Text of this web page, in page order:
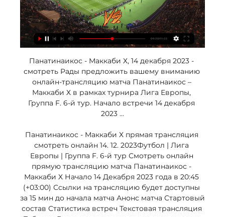
Панатинаикос - Маккаби Х, 14 декабря 2023 -
смотреть Рады предложить вашему вниманию
онлайн-трансляцию матча Панатинаикос –
Маккаби Х в рамках турнира Лига Европы,
Группа F. 6-й тур. Начало встречи 14 декабря
2023 ...
Панатинаикос - Маккаби Х прямая трансляция
смотреть онлайн 14. 12. 2023Футбол | Лига
Европы | Группа F. 6-й тур Смотреть онлайн
прямую трансляцию матча Панатинаикос -
Маккаби Х Начало 14 Декабря 2023 года в 20:45
(+03:00) Ссылки на трансляцию будет доступны
за 15 мин до начала матча Анонс матча Стартовый
состав Статистика встреч Текстовая трансляция